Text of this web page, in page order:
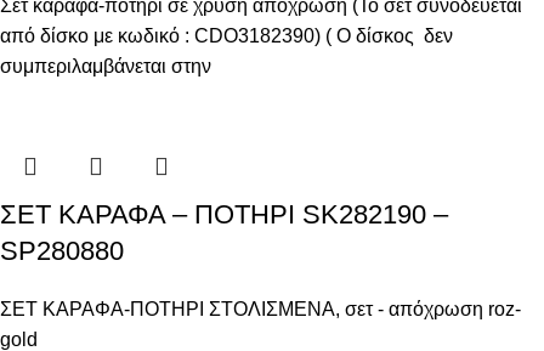
Σετ καράφα-ποτήρι σε χρυσή απόχρωση (Το σετ συνοδεύεται
από δίσκο με κωδικό : CDO3182390) ( Ο δίσκος δεν
συμπεριλαμβάνεται στην
ΣΕΤ ΚΑΡΑΦΑ – ΠΟΤΗΡΙ SK282190 –
SP280880
ΣΕΤ ΚΑΡΑΦΑ-ΠΟΤΗΡΙ ΣΤΟΛΙΣΜΕΝΑ, σετ - απόχρωση roz-
gold